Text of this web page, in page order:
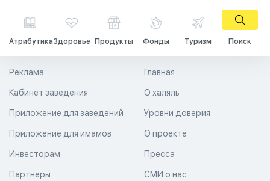
АтрибутикаЗдоровье Продукты Фонды Туризм Поиск
Главная
О халяль
Уровни доверия
Реклама
Кабинет заведения
Приложение для заведений
Приложение для имамов О проекте
Пресса
СМИ о нас
Инвесторам
Партнеры